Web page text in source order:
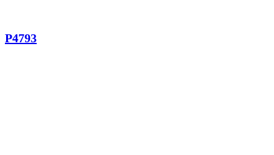
P4793